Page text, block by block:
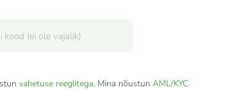
vahetuse reeglitega. Mina nõustun AML/KYC